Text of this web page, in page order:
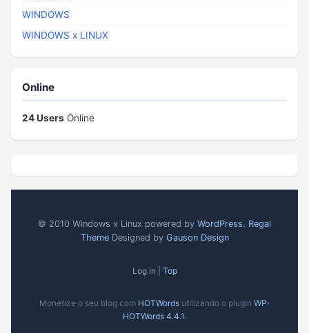
WINDOWS
WINDOWS x LINUX
Online
24 Users Online
© 2010 Windows x Linux powered by WordPress. Regal
ThemeDesigned by Gauson Design
Log in | Top
Monetize o seu blog com HOTWordsutilizando o plugin WP-
HOTWords 4.4.1.